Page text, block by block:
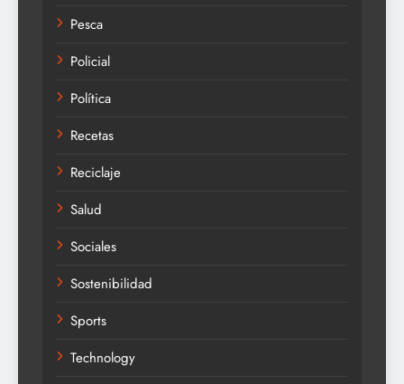
Pesca
Policial
Política
Recetas
Reciclaje
Salud
Sociales
Sostenibilidad
Sports
Technology